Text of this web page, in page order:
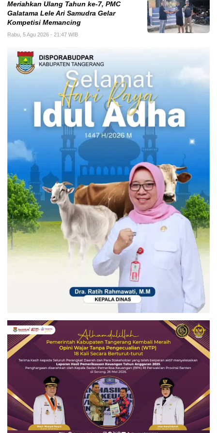
Meriahkan Ulang Tahun ke-7, PMC
Galatama Lele Ari Samudra Gelar
Kompetisi Memancing
Rabu, 5 Agu 2026 - 21:47 WIB